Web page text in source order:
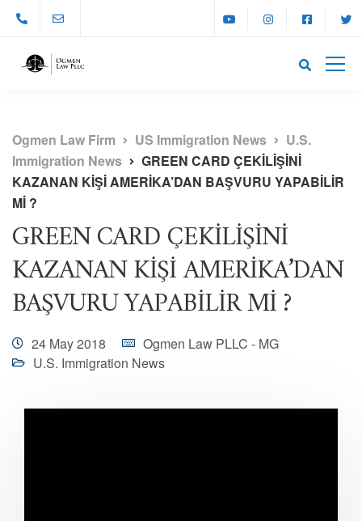
Ogmen Law Firm US Immigration News
U.S.
Immigration News
GREEN CARD ÇEKİLİŞİNİ
KAZANAN KİŞİ AMERİKA’DAN BAŞVURU YAPABİLİR
Mİ ?
GREEN CARD ÇEKİLİŞİNİ
KAZANAN KİŞİ AMERİKA’DAN
BAŞVURU YAPABİLİR Mİ ?
24 May 2018
Ogmen Law PLLC - MG
U.S. Immigration News